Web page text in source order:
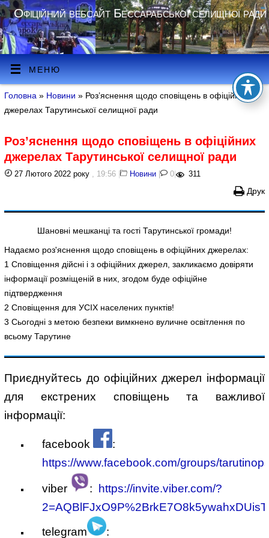
Офіційний вебсайт Бессарабської селищної ради
МЕНЮ
Головна » Новини » Роз’яснення щодо сповіщень в офіційних
джерелах Тарутинської селищної ради
Роз’яснення щодо сповіщень в офіційних
джерелах Тарутинської селищної ради
27 Лютого 2022 року , 19:56 | Новини | 0 | 311
Друк
Шановні мешканці та гості Тарутинської громади!
Надаємо роз'яснення щодо сповіщень в офіційних джерелах:
1 Сповіщення дійсні і з офіційних джерел, закликаємо довіряти
інформації розміщеній в них, згодом буде офіційне
підтвердження
2 Сповіщення для УСІХ населених пунктів!
3 Сьогодні з метою безпеки вимкнено вуличне освітлення по
всьому Тарутине
Приєднуйтесь до офіційних джерел інформації
для екстрених сповіщень та важливої
інформації:
facebook
:
https://www.facebook.com/groups/
viber : https://invite.viber.com/?
telegram
: